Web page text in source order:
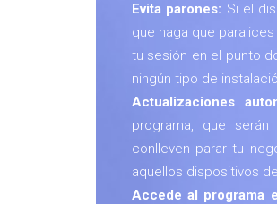
Evita parones: Si el
que haga que
tu sesión en el punto
ningún tipo de
Actualizaciones
programa, que
conlleven parar tu
aquellos dispositivos
Accede al programa